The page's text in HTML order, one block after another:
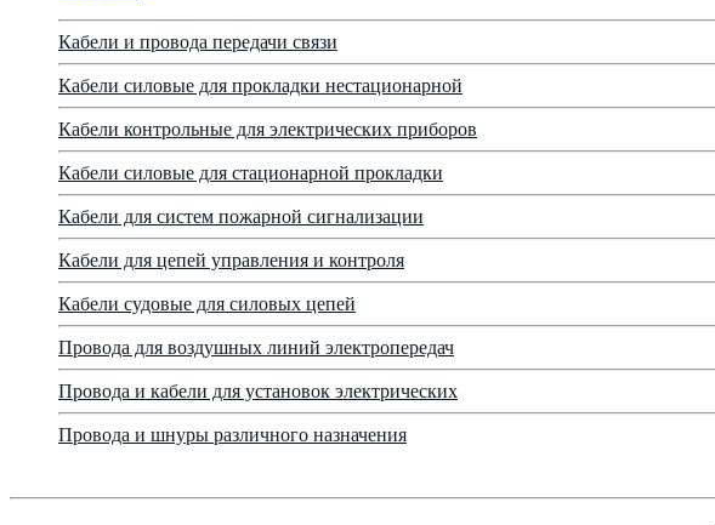
Кабели и провода передачи связи
Кабели силовые для прокладки нестационарной
Кабели контрольные для электрических приборов
Кабели силовые для стационарной прокладки
Кабели для систем пожарной сигнализации
Кабели для цепей управления и контроля
Кабели судовые для силовых цепей
Провода для воздушных линий электропередач
Провода и кабели для установок электрических
Провода и шнуры различного назначения